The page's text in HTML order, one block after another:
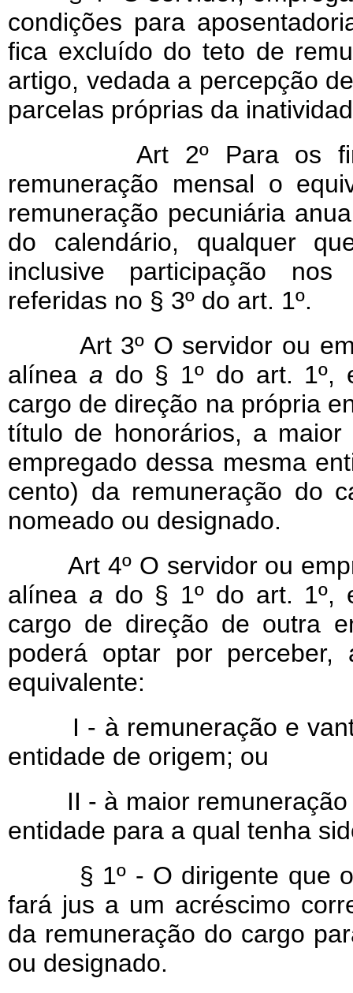
condições para
fica excluído do teto de
artigo, vedada a percepção
parcelas próprias da
Art 2º Para os fins
remuneração mensal o
remuneração pecuniária
do calendário, qualquer
inclusive participação
referidas no § 3º do art. 1º.
Art 3º O servidor ou
alínea a do § 1º do art. 1º,
cargo de direção na própria
título de honorários, a
empregado dessa mesma
cento) da remuneração do
nomeado ou designado.
Art 4º O servidor ou
alínea a do § 1º do art. 1º,
cargo de direção de outra
poderá optar por perceber,
equivalente:
I - à remuneração e
entidade de origem; ou
II - à maior remuneração
entidade para a qual tenha
§ 1º - O dirigente que
fará jus a um acréscimo
da remuneração do cargo
ou designado.